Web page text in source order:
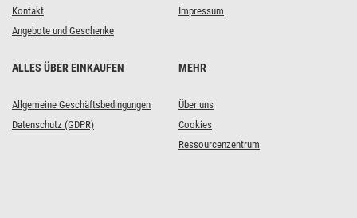
Kontakt
Angebote und Geschenke
Impressum
ALLES ÜBER EINKAUFEN
Allgemeine Geschäftsbedingungen
Datenschutz (GDPR)
MEHR
Über uns
Cookies
Ressourcenzentrum